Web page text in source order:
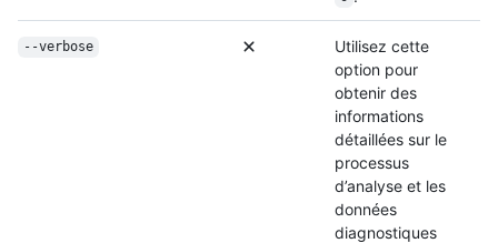
--verbose
Utilisez cette
option pour
obtenir des
informations
détaillées sur le
processus
d’analyse et les
données
diagnostiques